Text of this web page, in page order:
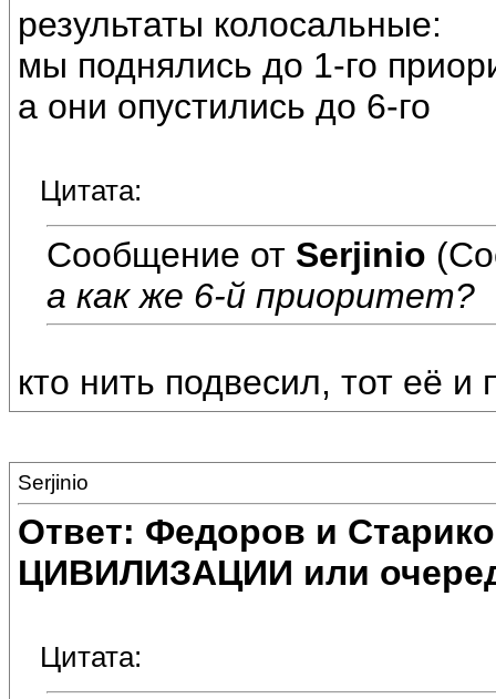
результаты колосальные:
мы поднялись до 1-го
а они опустились до 6-го
Цитата:
Сообщение от Serjinio
а как же 6-й приоритет?
кто нить подвесил, тот её и
Serjinio
Ответ: Федоров и
ЦИВИЛИЗАЦИИ или
Цитата: